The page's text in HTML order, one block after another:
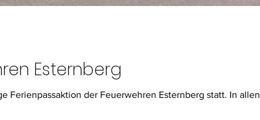
Esternberg
Ferienpassaktion der Feuerwehren Esternberg statt. In allen